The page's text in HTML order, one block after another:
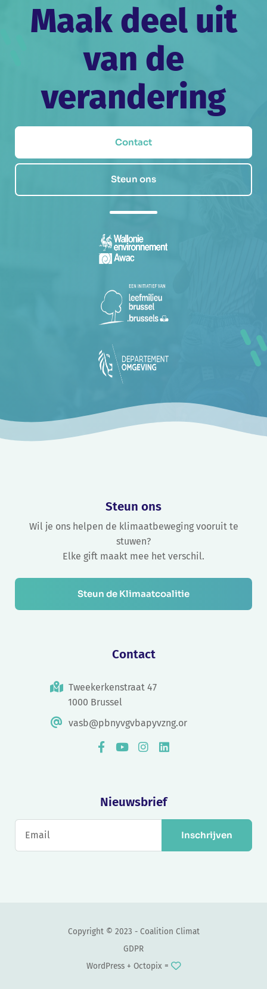
Maak deel uit
van de
verandering
Contact
Steun ons
Steun ons
Wil je ons helpen de klimaatbeweging vooruit te
stuwen?
Elke gift maakt mee het verschil.
Steun de Klimaatcoalitie
Contact
Tweekerkenstraat 47
1000 Brussel
vasb@pbnyvgvbapyvzng.or
Nieuwsbrief
Inschrijven
Copyright © 2023 - Coalition Climat
GDPR
WordPress + Octopix =